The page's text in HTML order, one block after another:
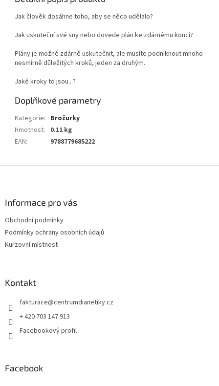
Jak člověk dosáhne toho, aby se něco udělalo?
Jak uskuteční své sny nebo dovede plán ke zdárnému konci?
Plány je možné zdárně uskutečnit, ale musíte podniknout mnoho
nesmírně důležitých kroků, jeden za druhým.
Jaké kroky to jsou...?
Doplňkové parametry
Kategorie: Brožurky
Hmotnost:
0.11 kg
EAN: 9788779685222
Informace pro vás
Obchodní podmínky
Podmínky ochrany osobních údajů
Kurzovní místnost
Kontakt
fakturace@centrumdianetiky.cz
+ 420 703 147 913
Facebookový profil
Facebook